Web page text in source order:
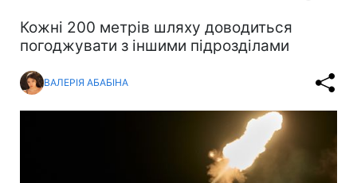
Кожні 200 метрів шляху доводиться
погоджувати з іншими підрозділами
ВАЛЕРІЯ АБАБІНА